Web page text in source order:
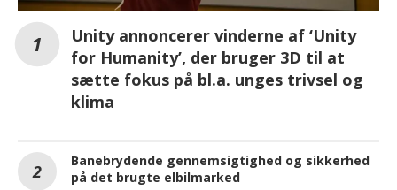
Unity annoncerer vinderne af ‘Unity
for Humanity’, der bruger 3D til at
sætte fokus på bl.a. unges trivsel og
klima
Banebrydende gennemsigtighed og sikkerhed
på det brugte elbilmarked